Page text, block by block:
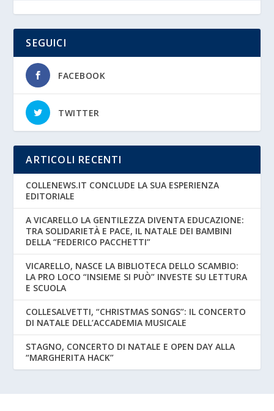
SEGUICI
FACEBOOK
TWITTER
ARTICOLI RECENTI
COLLENEWS.IT CONCLUDE LA SUA ESPERIENZA
EDITORIALE
A VICARELLO LA GENTILEZZA DIVENTA EDUCAZIONE:
TRA SOLIDARIETÀ E PACE, IL NATALE DEI BAMBINI
DELLA “FEDERICO PACCHETTI”
VICARELLO, NASCE LA BIBLIOTECA DELLO SCAMBIO:
LA PRO LOCO “INSIEME SI PUÒ” INVESTE SU LETTURA
E SCUOLA
COLLESALVETTI, “CHRISTMAS SONGS”: IL CONCERTO
DI NATALE DELL’ACCADEMIA MUSICALE
STAGNO, CONCERTO DI NATALE E OPEN DAY ALLA
“MARGHERITA HACK”